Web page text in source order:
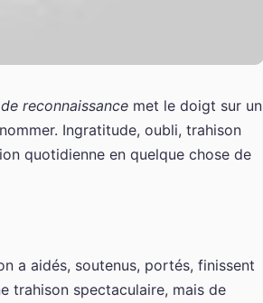
reconnaissance met le doigt sur un
Ingratitude, oubli, trahison
quotidienne en quelque chose de
a aidés, soutenus, portés, finissent
trahison spectaculaire, mais de